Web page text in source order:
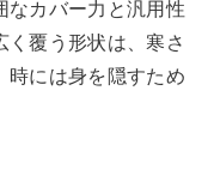
なカバー力と汎用性
く覆う形状は、寒さ
時には身を隠すため